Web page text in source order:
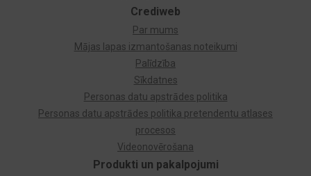
Produkti un pakalpojumi
Crediweb
Par mums
Mājas lapas izmantošanas noteikumi
Palīdzība
Sīkdatnes
Personas datu apstrādes politika
Personas datu apstrādes politika pretendentu atlases
procesos
Videonovērošana